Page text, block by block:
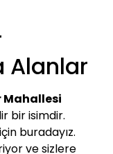
Alanlar
Mahallesi
bir isimdir.
buradayız.
ve sizlere